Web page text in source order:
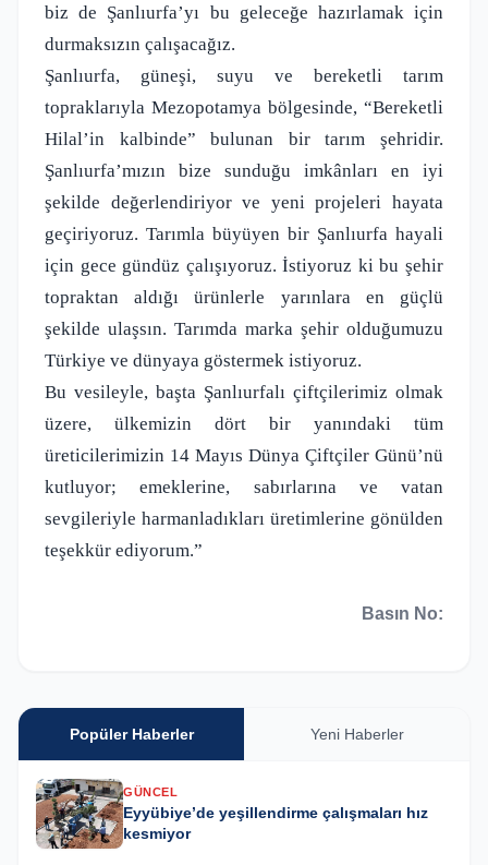
biz de Şanlıurfa’yı bu geleceğe hazırlamak için
durmaksızın çalışacağız.
Şanlıurfa, güneşi, suyu ve bereketli tarım
topraklarıyla Mezopotamya bölgesinde, “Bereketli
Hilal’in kalbinde” bulunan bir tarım şehridir.
Şanlıurfa’mızın bize sunduğu imkânları en iyi
şekilde değerlendiriyor ve yeni projeleri hayata
geçiriyoruz. Tarımla büyüyen bir Şanlıurfa hayali
için gece gündüz çalışıyoruz. İstiyoruz ki bu şehir
topraktan aldığı ürünlerle yarınlara en güçlü
şekilde ulaşsın. Tarımda marka şehir olduğumuzu
Türkiye ve dünyaya göstermek istiyoruz.
Bu vesileyle, başta Şanlıurfalı çiftçilerimiz olmak
üzere, ülkemizin dört bir yanındaki tüm
üreticilerimizin 14 Mayıs Dünya Çiftçiler Günü’nü
kutluyor; emeklerine, sabırlarına ve vatan
sevgileriyle harmanladıkları üretimlerine gönülden
teşekkür ediyorum.”
Basın No:
Popüler Haberler Yeni Haberler
GÜNCEL
Eyyübiye’de yeşillendirme çalışmaları hız
kesmiyor